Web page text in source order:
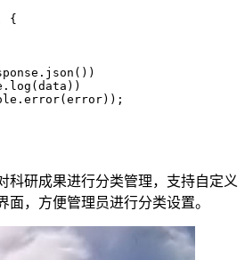
{
科研成果进行分类管理，支持自定义
面，方便管理员进行分类设置。